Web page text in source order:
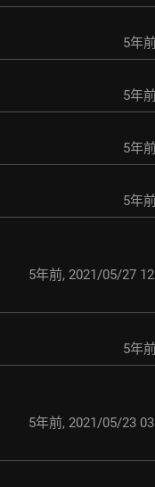
5年
5年
5年
5年
5年前, 2021/05/27
5年
5年前, 2021/05/23